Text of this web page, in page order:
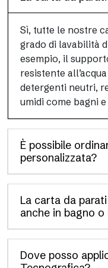
Sì, tutte le nostre
grado di lavabilità
esempio, il
resistente
detergenti neutri,
umidi come bagni
È possibile
personalizzata?
La carta da
anche in bagno o
Dove posso